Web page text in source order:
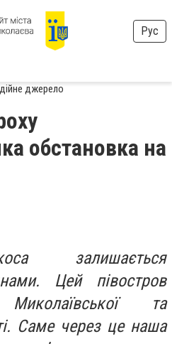
Рус
джерело
обстановка на
залишається
Цей півостров
та
Саме через це наша